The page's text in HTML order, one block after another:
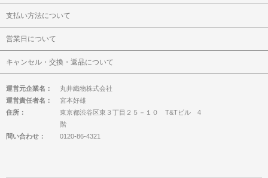
支払い方法について
営業日について
キャンセル・交換・返品について
運営元企業名：
丸井織物株式会社
運営責任者名：
宮本好雄
住所：
東京都渋谷区東３丁目２５－１０ T&Tビル 4
階
問い合わせ：
0120-86-4321